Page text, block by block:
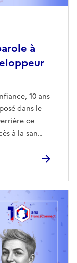
à
10 ans
dans le
ce
à la san…